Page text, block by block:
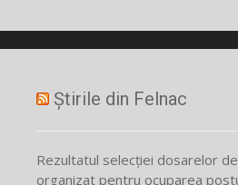
Știrile din Felnac
Rezultatul selecției dosarelor
organizat pentru ocuparea